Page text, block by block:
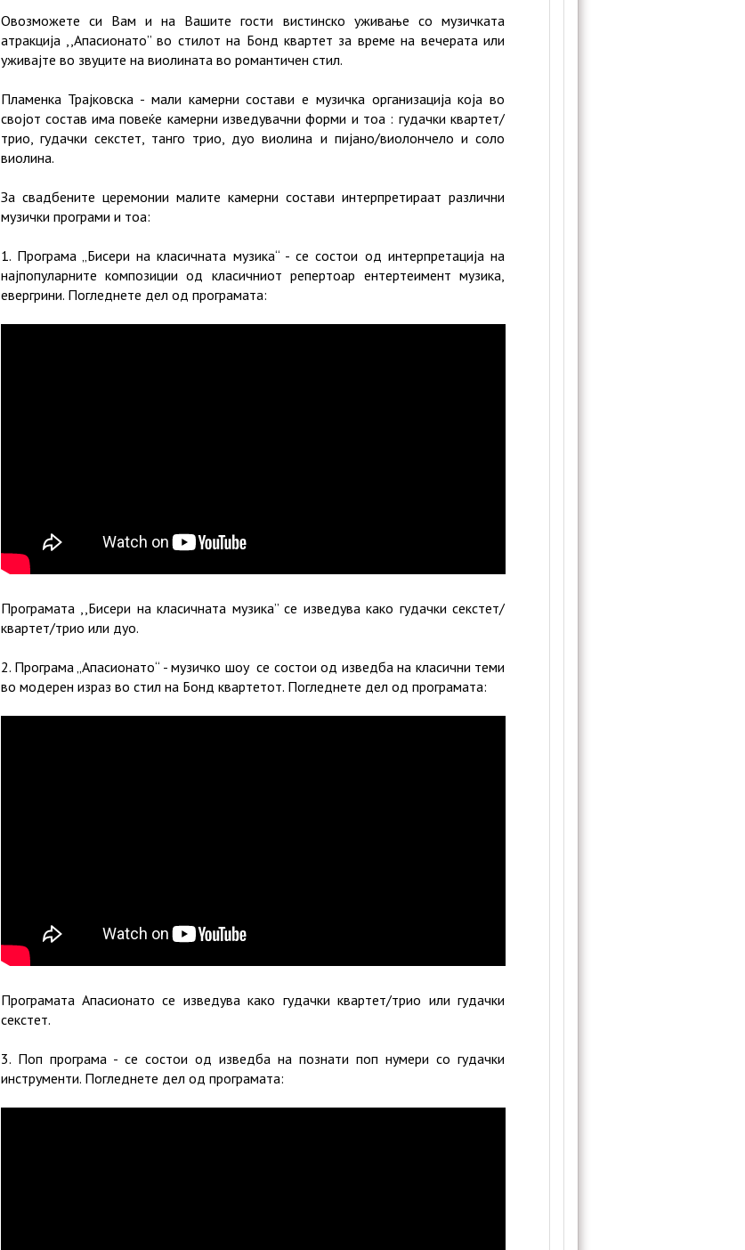
Овозможете си Вам и на Вашите гости вистинско уживање со музичката
атракција ,,Апасионато” во стилот на Бонд квартет за време на вечерата или
уживајте во звуците на виолината во романтичен стил.
Пламенка Трајковска - мали камерни состави е музичка организација која во
својот состав има повеќе камерни изведувачни форми и тоа : гудачки квартет/
трио, гудачки секстет, танго трио, дуо виолина и пијано/виолончело и соло
виолина.
За свадбените церемонии малите камерни состави интерпретираат различни
музички програми и тоа:
1. Програма „Бисери на класичната музика“ - се состои од интерпретација на
најпопуларните композиции од класичниот репертоар ентертеимент музика,
евергрини. Погледнете дел од програмата:
Програмата ,,Бисери на класичната музика” се изведува како гудачки секстет/
квартет/трио или дуо.
2. Програма „Апасионато“ - музичко шоу се состои од изведба на класични теми
во модерен израз во стил на Бонд квартетот. Погледнете дел од програмата:
Програмата Апасионато се изведува како гудачки квартет/трио или гудачки
секстет.
3. Поп програма - се состои од изведба на познати поп нумери со гудачки
инструменти. Погледнете дел од програмата: